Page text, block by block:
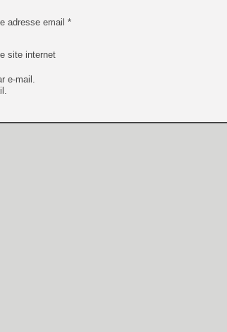
adresse email *
site internet
e-mail.